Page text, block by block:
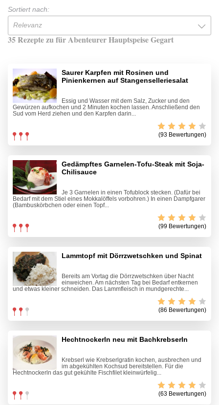
Sortiert nach:
Relevanz
35 Rezepte zu für Abenteurer Hauptspeise Gegart
Saurer Karpfen mit Rosinen und
Pinienkernen auf Stangenselleriesalat
Essig und Wasser mit dem Salz, Zucker und den
Gewürzen aufkochen und 2 Minuten kochen lassen. Anschließend den
Sud vom Herd ziehen und den Karpfen darin...
(93 Bewertungen)
Gedämpftes Garnelen-Tofu-Steak mit Soja-
Chilisauce
Je 3 Garnelen in einen Tofublock stecken. (Dafür bei
Bedarf mit dem Stiel eines Mokkalöffels vorbohren.) In einen Dampfgarer
(Bambuskörbchen oder einen Topf...
(99 Bewertungen)
Lammtopf mit Dörrzwetschken und Spinat
Bereits am Vortag die Dörrzwetschken über Nacht
einweichen. Am nächsten Tag bei Bedarf entkernen
und etwas kleiner schneiden. Das Lammfleisch in mundgerechte...
(86 Bewertungen)
Hechtnockerln neu mit Bachkrebserln
Krebserl wie Krebserlgratin kochen, ausbrechen und
im abgekühlten Kochsud bereitstellen. Für die
Hechtnockerln das gut gekühlte Fischfilet kleinwürfelig...
(63 Bewertungen)